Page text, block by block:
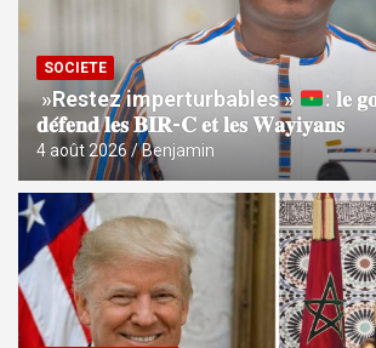
SOCIETE
»Restez imperturbables »
: 𝐥𝐞
𝐝𝐞́𝐟𝐞𝐧𝐝 𝐥𝐞𝐬 𝐁𝐈𝐑-𝐂 𝐞𝐭 𝐥𝐞𝐬 𝐖𝐚𝐲𝐢𝐲𝐚𝐧𝐬
4 août 2026 Benjamin